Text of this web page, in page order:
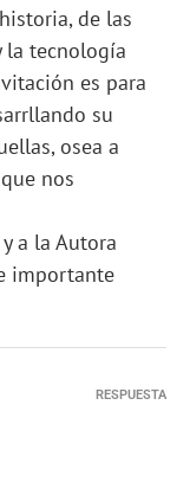
de las
la tecnología
es para
su
osea a
nos
a la Autora
importante
RESPUESTA